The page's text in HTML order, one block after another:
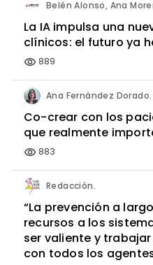
La IA impulsa una
clínicos: el futuro ya
visibility 889
Ana Fernández
Co-crear con los
que realmente
visibility 883
Redacción.
“La prevención a
recursos a los
ser valiente y
con todos los